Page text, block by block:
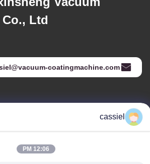
Ltd.
coatingmachine.com
آدرس
cassiel
12:06 PM